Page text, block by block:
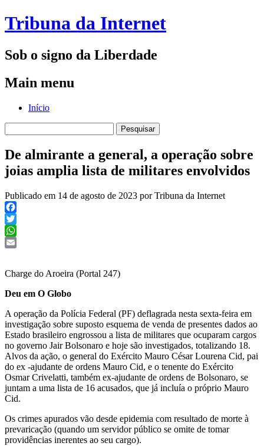
Tribuna da Internet
Sob o signo da Liberdade
Main menu
Skip
Início
por:
De almirante a general, a operação sobre
joias amplia lista de militares envolvidos
Publicado em 14 de agosto de 2023 por Tribuna da Internet
Facebook
Twitter
WhatsApp
Charge do Aroeira (Portal 247)
Deu em O Globo
A operação da Polícia Federal (PF) deflagrada nesta sexta-feira em
investigação sobre suposto esquema de venda de presentes dados ao
Estado brasileiro engrossou a lista de militares que ocuparam cargos
no governo Jair Bolsonaro e hoje são investigados, totalizando 18.
Alvos da ação, o general do Exército Mauro César Lourena Cid, pai
do ex -ajudante de ordens Mauro Cid, e o tenente do Exército
Osmar Crivelatti, também ex-ajudante de ordens de Bolsonaro, se
juntam a uma lista de 16 acusados, que já incluía o próprio Mauro
Cid.
Os crimes apurados vão desde epidemia com resultado de morte à
prevaricação (quando um servidor público se omite de tomar
providências inerentes ao seu cargo).